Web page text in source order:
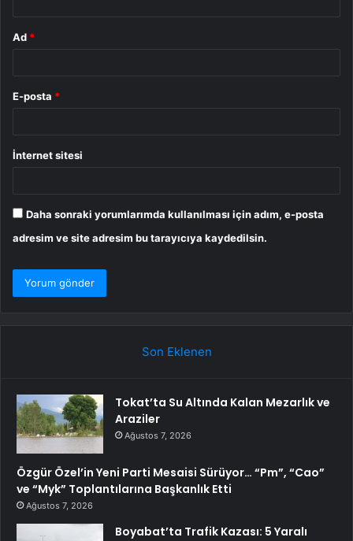
Ad *
E-posta *
İnternet sitesi
Daha sonraki yorumlarımda kullanılması için adım, e-posta
adresim ve site adresim bu tarayıcıya kaydedilsin.
Son Eklenen
Tokat’ta Su Altında Kalan Mezarlık ve
Araziler
Ağustos 7, 2026
Özgür Özel’in Yeni Parti Mesaisi Sürüyor… “Pm”, “Cao”
ve “Myk” Toplantılarına Başkanlık Etti
Ağustos 7, 2026
Boyabat’ta Trafik Kazası: 5 Yaralı